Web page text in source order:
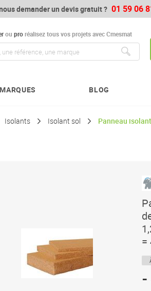
demander un devis gratuit ? 01 59 06
ou proréalisez tous vos projets avec Cmesmat
BLOG
Isolants Isolant sol Panneau
=
-